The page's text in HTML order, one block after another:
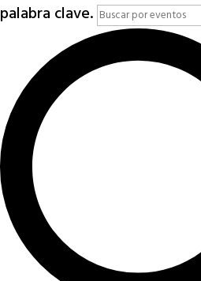
palabra clave.